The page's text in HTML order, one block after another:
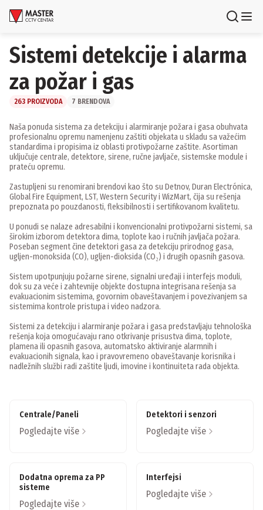
Uloguj se Registruj se
Proizvodi
Brendovi
Aktuelnosti
Usluge i rešenja
O nama
Zaposlenje
Lokacije
Kontakti
Newsletter
Sistemi detekcije i alarma
za požar i gas
263 PROIZVODA 7 BRENDOVA
Naša ponuda sistema za detekciju i alarmiranje požara i gasa obuhvata
profesionalnu opremu namenjenu zaštiti objekata u skladu sa važećim
standardima i propisima iz oblasti protivpožarne zaštite. Asortiman
uključuje centrale, detektore, sirene, ručne javljače, sistemske module i
prateću opremu.
Zastupljeni su renomirani brendovi kao što su Detnov, Duran Electrónica,
Global Fire Equipment, LST, Western Security i WizMart, čija su rešenja
prepoznata po pouzdanosti, fleksibilnosti i sertifikovanom kvalitetu.
U ponudi se nalaze adresabilni i konvencionalni protivpožarni sistemi, sa
širokim izborom detektora dima, toplote kao i ručnih javljača požara.
Poseban segment čine detektori gasa za detekciju prirodnog gasa,
ugljen-monoksida (CO), ugljen-dioksida (CO₂) i drugih opasnih gasova.
Sistem upotpunjuju požarne sirene, signalni uređaji i interfejs moduli,
dok su za veće i zahtevnije objekte dostupna integrisana rešenja sa
evakuacionim sistemima, govornim obaveštavanjem i povezivanjem sa
sistemima kontrole pristupa i video nadzora.
Sistemi za detekciju i alarmiranje požara i gasa predstavljaju tehnološka
rešenja koja omogućavaju rano otkrivanje prisustva dima, toplote,
plamena ili opasnih gasova, automatsko aktiviranje alarmnih i
evakuacionih signala, kao i pravovremeno obaveštavanje korisnika i
nadležnih službi radi zaštite ljudi, imovine i kontinuiteta rada objekta.
Centrale/Paneli
Pogledajte više
Detektori i senzori
Pogledajte više
Dodatna oprema za PP
sisteme
Pogledajte više
Interfejsi
Pogledajte više